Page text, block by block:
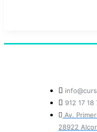
912 17 18
Av.
28922